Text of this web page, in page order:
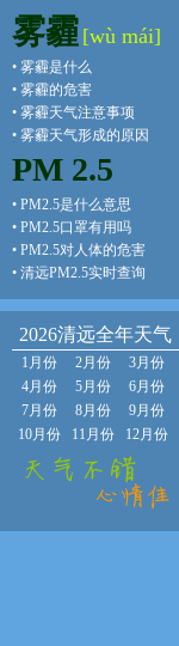
雾霾 [wù mái]
• 雾霾是什么
• 雾霾的危害
• 雾霾天气注意事项
• 雾霾天气形成的原因
PM 2.5
• PM2.5是什么意思
• PM2.5口罩有用吗
• PM2.5对人体的危害
• 清远PM2.5实时查询
2026清远全年天气
1月份 2月份
3月份
4月份
5月份
6月份
7月份
8月份
9月份
10月份
11月份 12月份